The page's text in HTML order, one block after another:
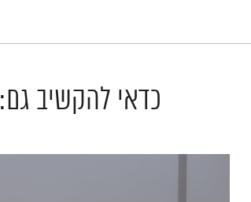
כדאי להקשיב גם: